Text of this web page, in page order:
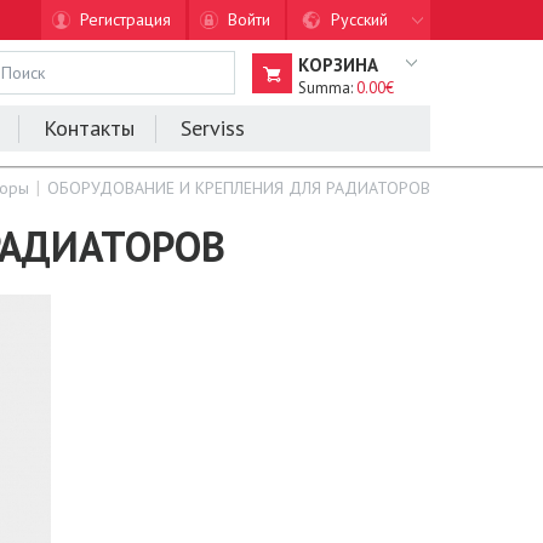
Регистрация Войти Русский
КОРЗИНА
Summa:0.00€
Контакты Serviss
ОБОРУДОВАНИЕ И КРЕПЛЕНИЯ ДЛЯ РАДИАТОРОВ